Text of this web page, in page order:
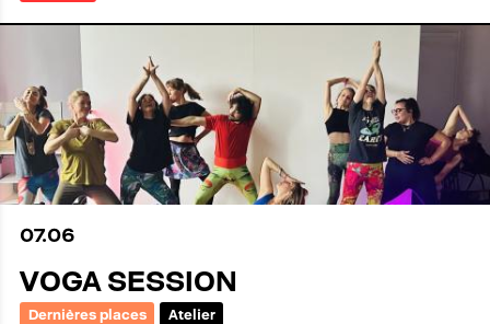
07.06
VOGA SESSION
Dernières places Atelier